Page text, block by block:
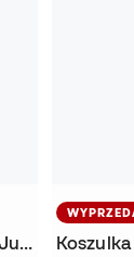
Koszulka Polo Real Zaragoza Paseo Jugador 25-26 Niño